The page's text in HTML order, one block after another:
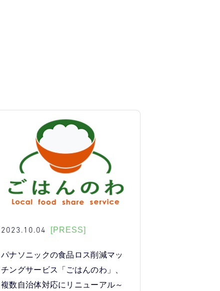
2023.10.04 [PRESS]
パナソニックの食品ロス削減マッ
チングサービス「ごはんのわ」、
複数自治体対応にリニューアル～